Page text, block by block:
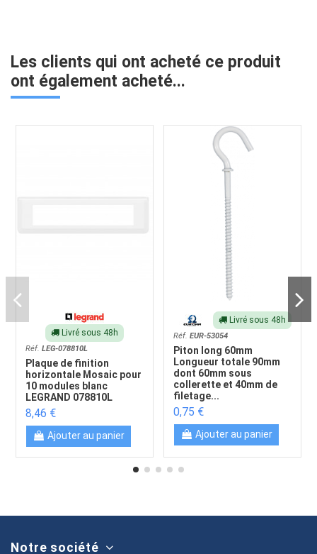
Les clients qui ont acheté ce produit
ont également acheté...
Livré sous 48h
Réf.LEG-078810L
Plaque de finition
horizontale Mosaic pour
10 modules blanc
LEGRAND 078810L
8,46 €
Ajouter au panier
Livré sous 48h
Réf.EUR-53054
Piton long 60mm
Longueur totale 90mm
dont 60mm sous
collerette et 40mm de
filetage...
0,75 €
Ajouter au panier
Notre société